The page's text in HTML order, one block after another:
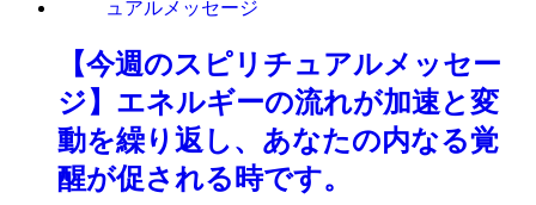
【今週のスピリチュアルメッセー
ジ】エネルギーの流れが加速と変
動を繰り返し、あなたの内なる覚
醒が促される時です。